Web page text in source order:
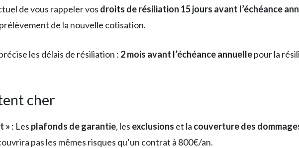
de vous rappeler vos droits de résiliation 15 jours avant l’échéance
de la nouvelle cotisation.
les délais de résiliation : 2 mois avant l’échéance annuellepour la
cher
» : Les plafonds de garantie, les exclusions et la couverture des
pas les mêmes risques qu’un contrat à 800€/an.